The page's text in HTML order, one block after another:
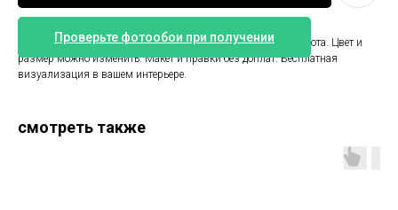
Проверьте фотообои при получении
Обои красный цветок. Размер 265 см ширина и 265 см высота. Цвет и
размер можно изменить. Макет и правки без доплат. Бесплатная
визуализация в вашем интерьере.
смотреть также